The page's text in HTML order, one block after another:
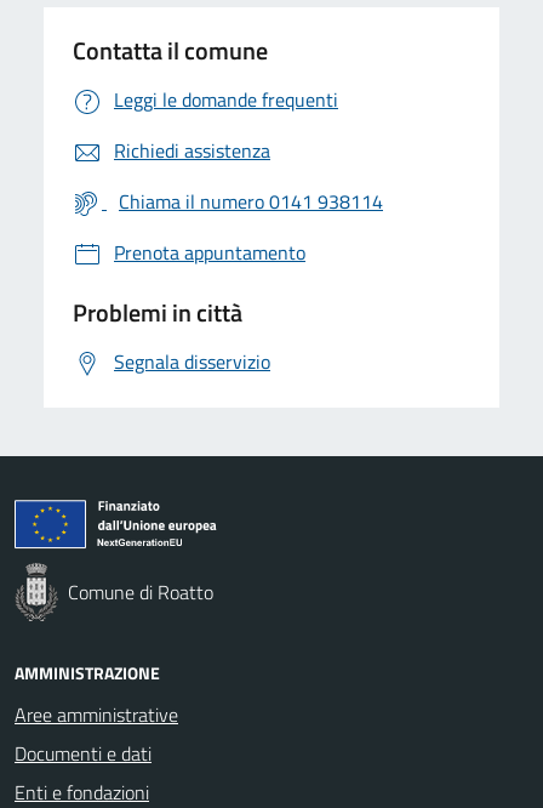
Contatta il comune
Leggi le domande frequenti
Richiedi assistenza
Chiama il numero 0141 938114
Prenota appuntamento
Problemi in città
Segnala disservizio
Comune di Roatto
AMMINISTRAZIONE
Aree amministrative
Documenti e dati
Enti e fondazioni